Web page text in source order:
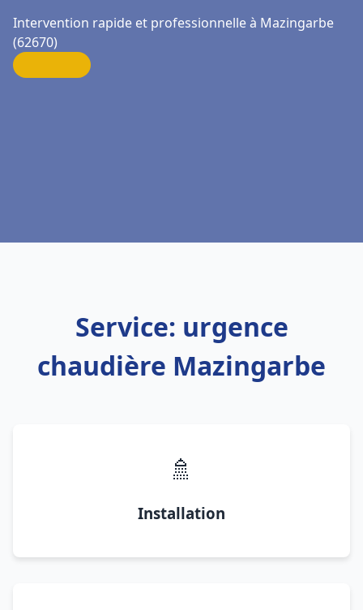
Intervention rapide et professionnelle à Mazingarbe
(62670)
Service: urgence
chaudière Mazingarbe
🚿
Installation